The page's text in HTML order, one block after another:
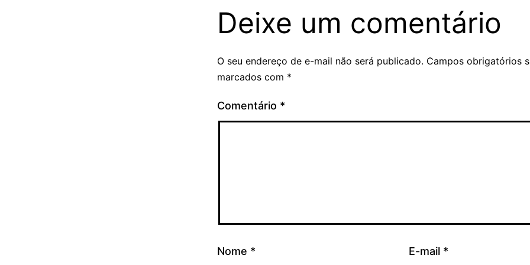
Deixe um comentário
O seu endereço de e-mail não será publicado. Campos obrigatórios
marcados com *
Comentário *
Nome * E-mail *